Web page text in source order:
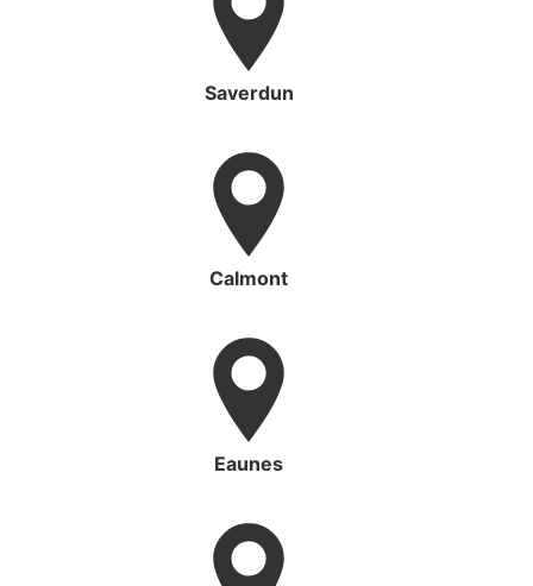
Saverdun
Calmont
Eaunes